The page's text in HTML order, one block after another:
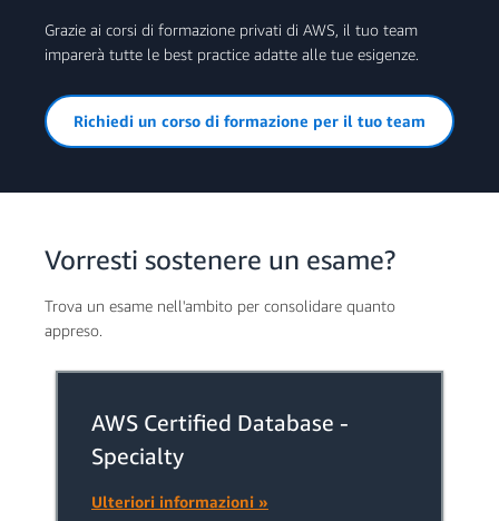
Grazie ai corsi di formazione privati di AWS, il tuo team
imparerà tutte le best practice adatte alle tue esigenze.
Richiedi un corso di formazione per il tuo team
Vorresti sostenere un esame?
Trova un esame nell'ambito per consolidare quanto
appreso.
AWS Certified Database -
Specialty
Ulteriori informazioni »